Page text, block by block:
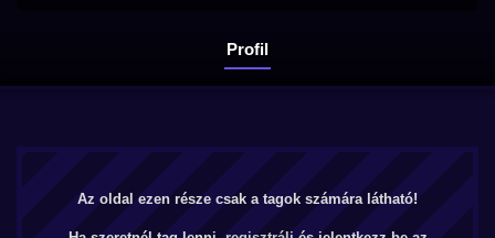
Profil
Az oldal ezen része csak a tagok számára látható!